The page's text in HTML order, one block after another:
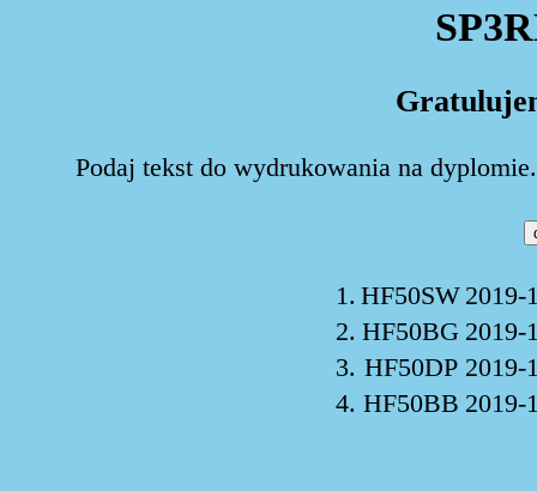
Podaj tekst do wydrukowania na
1. HF50SW 2019-
2. HF50BG 2019-
3. HF50DP 2019-
4. HF50BB 2019-